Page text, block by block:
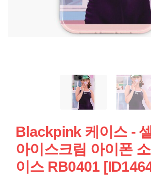
Blackpink 케이스 -
아이스크림 아이폰
이스 RB0401